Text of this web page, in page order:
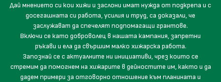
Дай мнението си кои хижи и заслони имат нужда от подкрепа и с
досегашната си работа, усилия и труд, са доказали, че
заслужават да спечелят подпомагащи грантове.
Включи се като доброволец в нашата кампания, запретни
ръкави и ела да свършим малко хижарска работа.
Запознай се с актуалните ни инициативи, чрез които се
стремим да помогнем на хижарите в дейностите им, както и да
дадем примери за отговорно отношение към планината и